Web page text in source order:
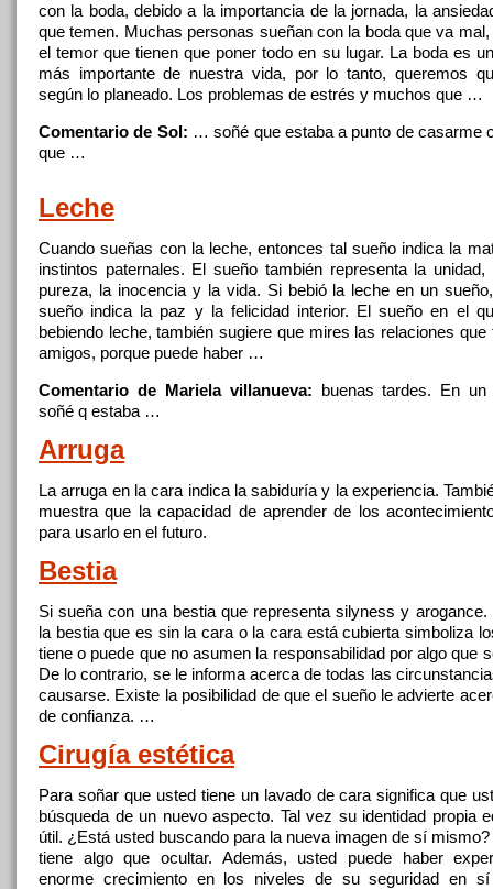
con la boda, debidoa la importancia de la jornada, la
que temen. Muchas personas sueñan conla boda que va mal,
el temor que tienen que poner todoen su lugar. La boda es
más importante de nuestra vida, por lo tanto, queremos
según lo planeado. Los problemas de estrés y muchos que …
Comentario de Sol: … soñé que estabaa punto de casarme
que …
Leche
Cuando sueñas conla leche, entonces tal sueño indica la
instintos paternales. El sueño también representa la unidad,
pureza, la inocencia y la vida. Si bebió la lecheen un
sueño indica la paz y la felicidad interior. El sueñoen el
bebiendo leche, también sugiere que mires las relaciones
amigos, porque puede haber …
Comentario de Mariela villanueva: buenas tardes. En un
soñé q estaba …
Arruga
La arruga enlacara indica la sabiduría y la experiencia.
muestra que la capacidad de aprender de los
para usarlo en el futuro.
Bestia
Si sueñacon una bestia que representa silyness y
la bestia que es sin la cara o la cara está cubierta simboliza
tiene o puede que no asumen la responsabilidad por algo que
De lo contrario, se le informa acerca de todas las
causarse. Existe la posibilidad de que el sueño le advierte
de confianza. …
Cirugía estética
Para soñar que usted tiene un lavado decara significa que
búsqueda de un nuevo aspecto. Tal vez su identidad propia
útil. ¿Está usted buscando para la nueva imagen de sí
tiene algo que ocultar. Además, usted puede haber
enorme crecimiento enlos niveles de su seguridad en